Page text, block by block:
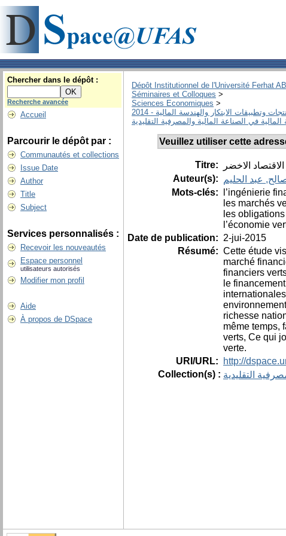
Chercher dans le dépôt :
Recherche avancée
Accueil
Parcourir le dépôt par :
Communautés et collections
Issue Date
Author
Title
Subject
Services personnalisés :
Recevoir les nouveautés
Espace personnel
utilisateurs autorisés
Modifier mon profil
Aide
À propos de DSpace
Dépôt Institutionnel de l'Université Ferhat
Séminaires et Colloques >
Sciences Economiques >
وتطبيقات الابتكار والهندسة المالية - 2014
Veuillez utiliser cette
Titre:
الاخضر
Auteur(s):
عبد الحليم
Mots-clés:
l’ingénierie
les marchés
les
l’économie
Date de publication: 2-jui-2015
Résumé: Cette étude
marché
financiers
le
richesse
même temps,
verts, Ce qui
verte.
URI/URL:
http://
Collection(s) :